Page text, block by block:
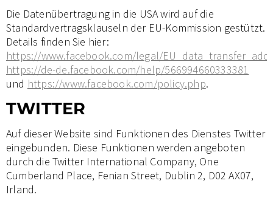
Die Datenübertragung in die USA wird auf die
Standardvertragsklauseln der EU-Kommission gestützt.
Details finden Sie hier:
https://www.facebook.com/legal/
https://de-de.facebook.com/help/566994660333381
und https://www.facebook.com/policy.php.
TWITTER
Auf dieser Website sind Funktionen des Dienstes Twitter
eingebunden. Diese Funktionen werden angeboten
durch die Twitter International Company, One
Cumberland Place, Fenian Street, Dublin 2, D02 AX07,
Irland.